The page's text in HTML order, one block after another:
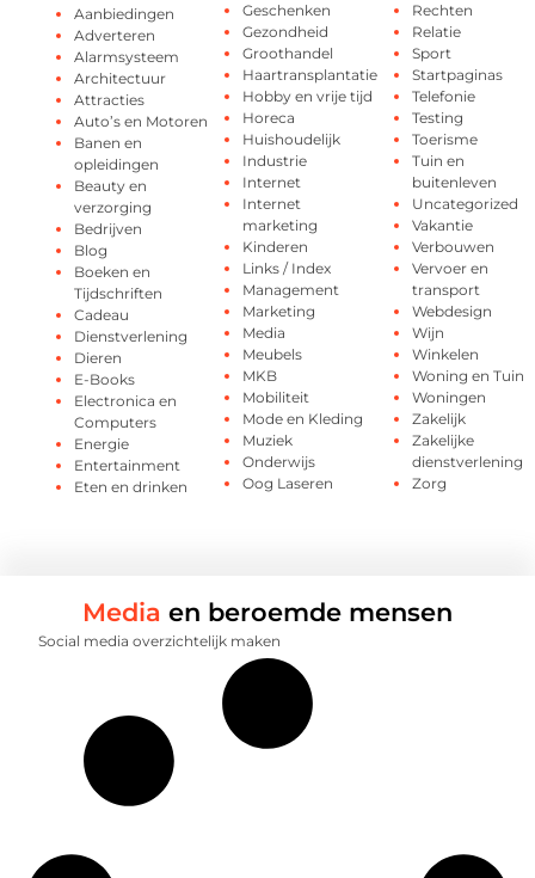
Aanbiedingen
Adverteren
Alarmsysteem
Architectuur
Attracties
Auto’s en Motoren
Banen en
opleidingen
Beauty en
verzorging
Bedrijven
Blog
Boeken en
Tijdschriften
Cadeau
Dienstverlening
Dieren
E-Books
Electronica en
Computers
Energie
Entertainment
Eten en drinken
Geschenken
Gezondheid
Groothandel
Haartransplantatie
Hobby en vrije tijd
Horeca
Huishoudelijk
Industrie
Internet
Internet
marketing
Kinderen
Links / Index
Management
Marketing
Media
Meubels
MKB
Mobiliteit
Mode en Kleding
Muziek
Onderwijs
Oog Laseren
Rechten
Relatie
Sport
Startpaginas
Telefonie
Testing
Toerisme
Tuin en
buitenleven
Uncategorized
Vakantie
Verbouwen
Vervoer en
transport
Webdesign
Wijn
Winkelen
Woning en Tuin
Woningen
Zakelijk
Zakelijke
dienstverlening
Zorg
Media en beroemde mensen
Social media overzichtelijk maken